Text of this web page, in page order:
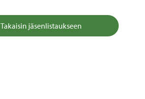
Takaisin jäsenlistaukseen